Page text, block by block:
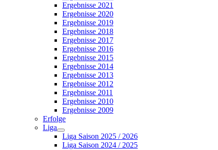
Ergebnisse 2021
Ergebnisse 2020
Ergebnisse 2019
Ergebnisse 2018
Ergebnisse 2017
Ergebnisse 2016
Ergebnisse 2015
Ergebnisse 2014
Ergebnisse 2013
Ergebnisse 2012
Ergebnisse 2011
Ergebnisse 2010
Ergebnisse 2009
Erfolge
Liga
Liga Saison 2025 / 2026
Liga Saison 2024 / 2025